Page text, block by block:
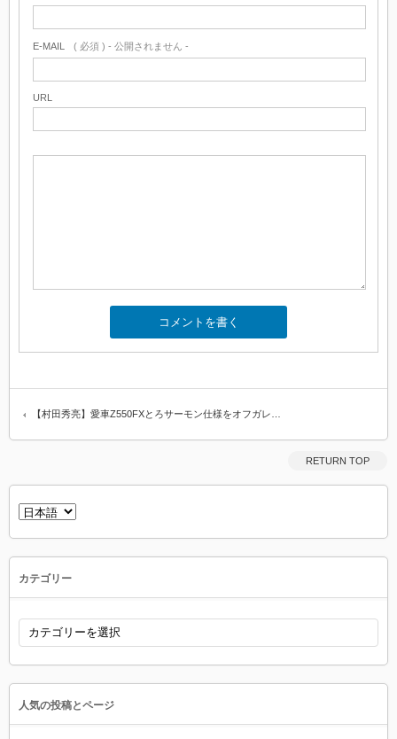
E-MAIL ( 必須 ) - 公開されません -
URL
【村田秀亮】愛車Z550FXとろサーモン仕様をオフガレ…
RETURN TOP
言
語
カテゴリー
カ
ゴ
リ
人気の投稿とページ